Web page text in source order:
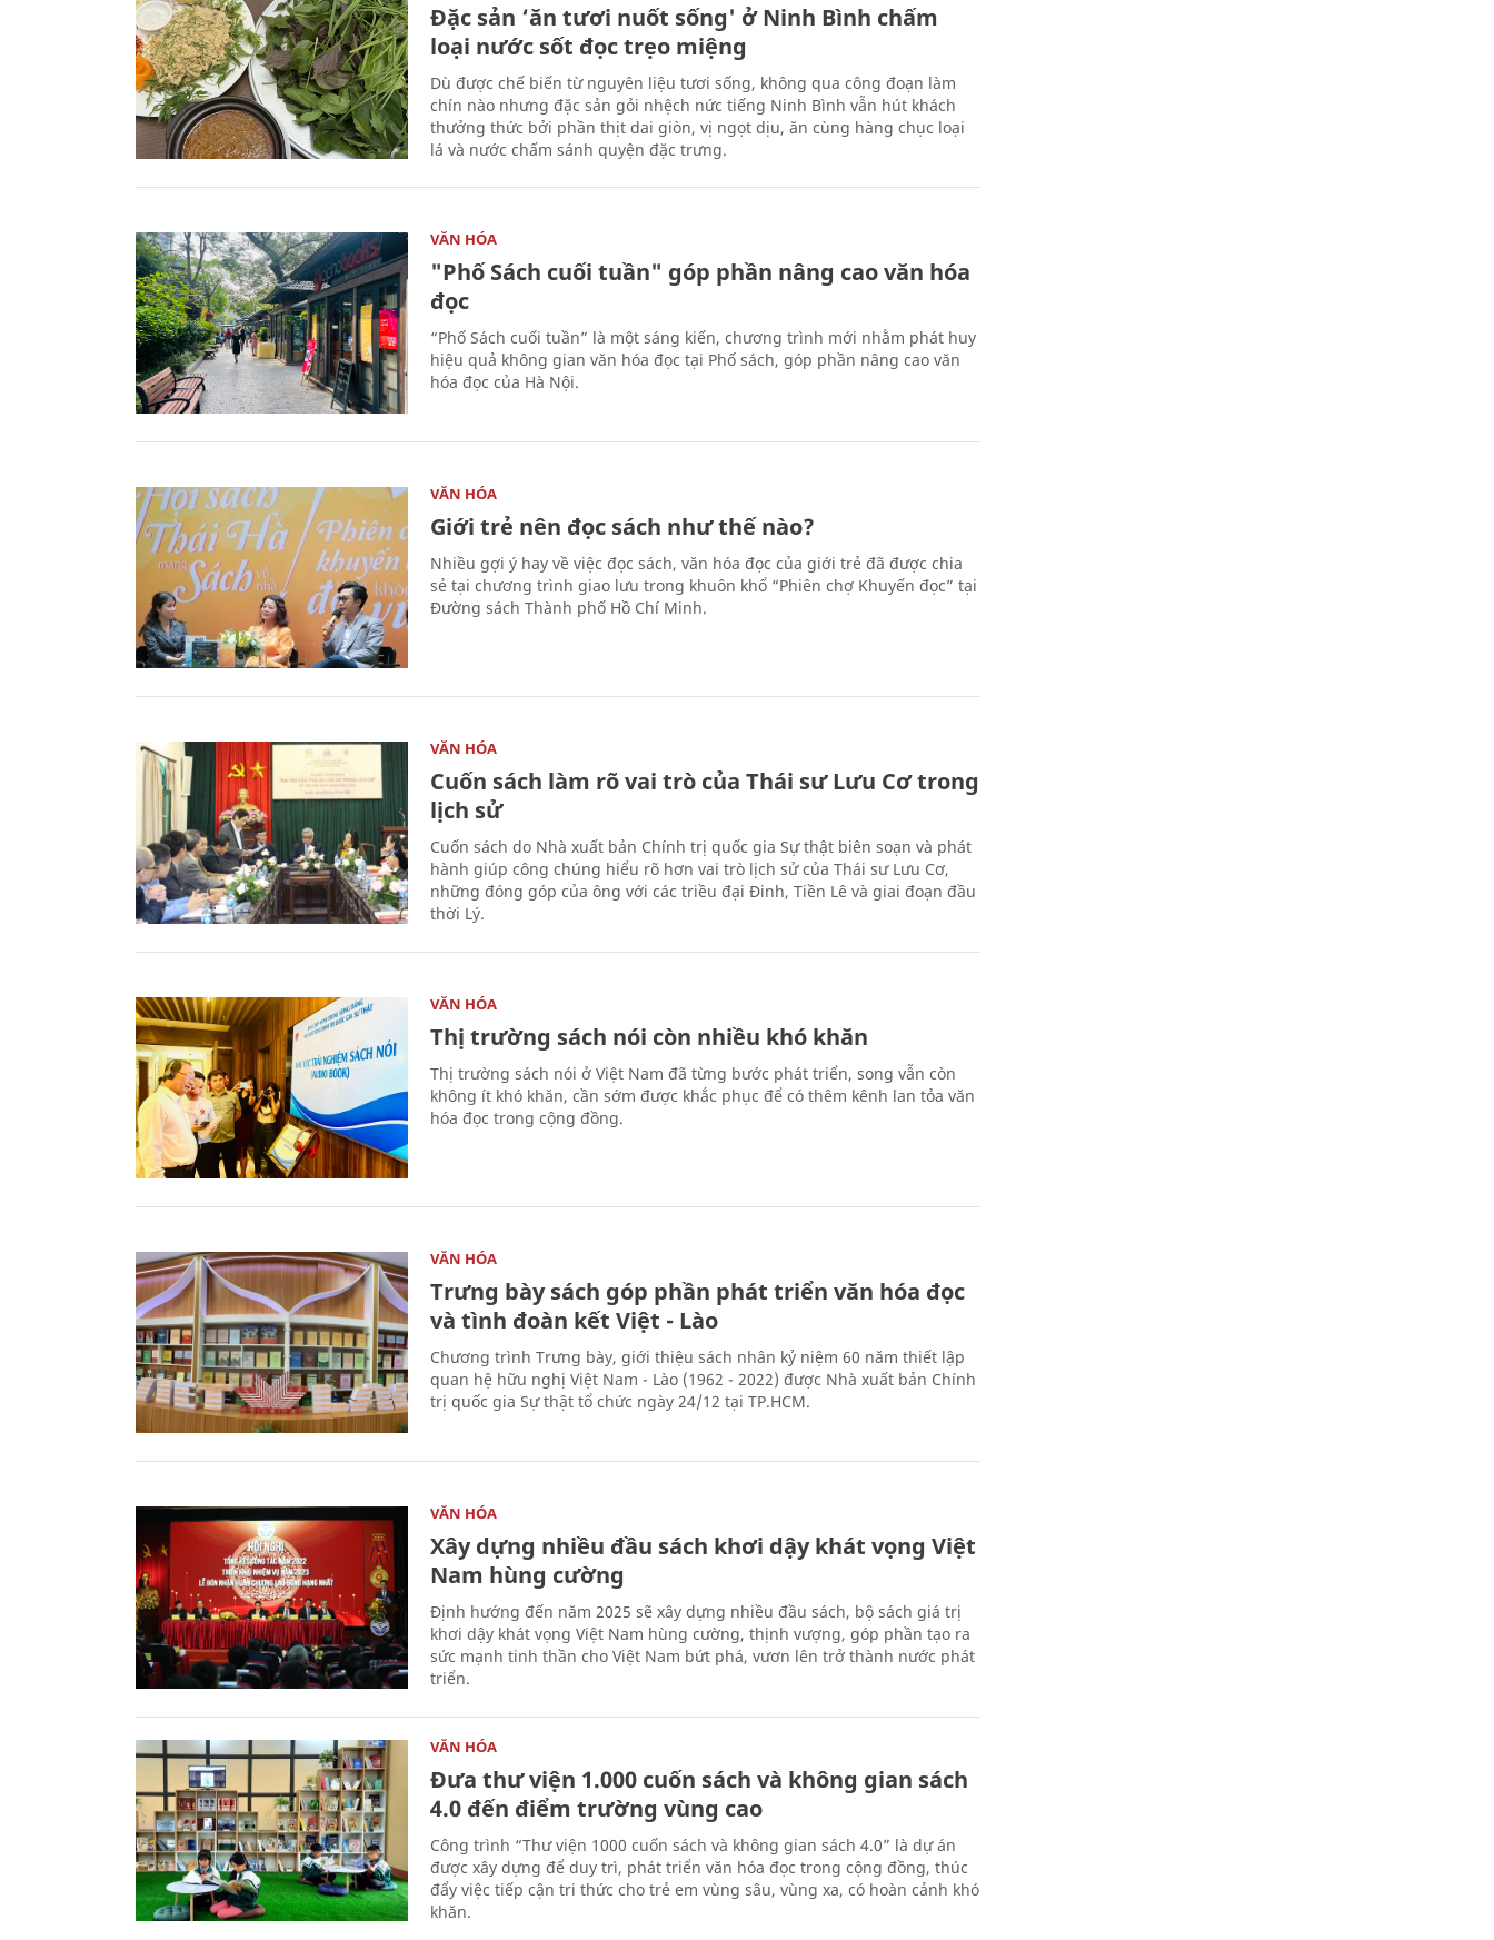
Đặc sản ‘ăn tươi nuốt sống' ở Ninh Bình chấm
loại nước sốt đọc trẹo miệng
Dù được chế biến từ nguyên liệu tươi sống, không qua công đoạn làm
chín nào nhưng đặc sản gỏi nhệch nức tiếng Ninh Bình vẫn hút khách
thưởng thức bởi phần thịt dai giòn, vị ngọt dịu, ăn cùng hàng chục loại
lá và nước chấm sánh quyện đặc trưng.
VĂN HÓA
"Phố Sách cuối tuần" góp phần nâng cao văn hóa
đọc
“Phố Sách cuối tuần” là một sáng kiến, chương trình mới nhằm phát huy
hiệu quả không gian văn hóa đọc tại Phố sách, góp phần nâng cao văn
hóa đọc của Hà Nội.
VĂN HÓA
Giới trẻ nên đọc sách như thế nào?
Nhiều gợi ý hay về việc đọc sách, văn hóa đọc của giới trẻ đã được chia
sẻ tại chương trình giao lưu trong khuôn khổ “Phiên chợ Khuyến đọc” tại
Đường sách Thành phố Hồ Chí Minh.
VĂN HÓA
Cuốn sách làm rõ vai trò của Thái sư Lưu Cơ trong
lịch sử
Cuốn sách do Nhà xuất bản Chính trị quốc gia Sự thật biên soạn và phát
hành giúp công chúng hiểu rõ hơn vai trò lịch sử của Thái sư Lưu Cơ,
những đóng góp của ông với các triều đại Đinh, Tiền Lê và giai đoạn đầu
thời Lý.
VĂN HÓA
Thị trường sách nói còn nhiều khó khăn
Thị trường sách nói ở Việt Nam đã từng bước phát triển, song vẫn còn
không ít khó khăn, cần sớm được khắc phục để có thêm kênh lan tỏa văn
hóa đọc trong cộng đồng.
VĂN HÓA
Trưng bày sách góp phần phát triển văn hóa đọc
và tình đoàn kết Việt - Lào
Chương trình Trưng bày, giới thiệu sách nhân kỷ niệm 60 năm thiết lập
quan hệ hữu nghị Việt Nam - Lào (1962 - 2022) được Nhà xuất bản Chính
trị quốc gia Sự thật tổ chức ngày 24/12 tại TP.HCM.
VĂN HÓA
Xây dựng nhiều đầu sách khơi dậy khát vọng Việt
Nam hùng cường
Định hướng đến năm 2025 sẽ xây dựng nhiều đầu sách, bộ sách giá trị
khơi dậy khát vọng Việt Nam hùng cường, thịnh vượng, góp phần tạo ra
sức mạnh tinh thần cho Việt Nam bứt phá, vươn lên trở thành nước phát
triển.
VĂN HÓA
Đưa thư viện 1.000 cuốn sách và không gian sách
4.0 đến điểm trường vùng cao
Công trình “Thư viện 1000 cuốn sách và không gian sách 4.0” là dự án
được xây dựng để duy trì, phát triển văn hóa đọc trong cộng đồng, thúc
đẩy việc tiếp cận tri thức cho trẻ em vùng sâu, vùng xa, có hoàn cảnh khó
khăn.